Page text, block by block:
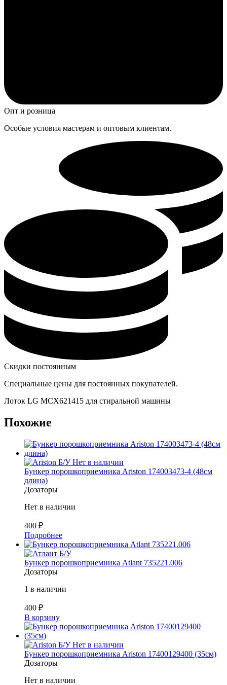
Опт и розница
Особые условия мастерам и оптовым клиентам.
Скидки постоянным
Специальные цены для постоянных покупателей.
Лоток LG MCX621415 для стиральной машины
Похожие
Б/У Нет в наличии
Бункер порошкоприемника Ariston 174003473-4 (48см
длина)
Дозаторы
Нет в наличии
400 ₽
Подробнее
Б/У
Бункер порошкоприемника Atlant 735221.006
Дозаторы
1 в наличии
400 ₽
В корзину
Б/У Нет в наличии
Бункер порошкоприемника Ariston 17400129400 (35см)
Дозаторы
Нет в наличии